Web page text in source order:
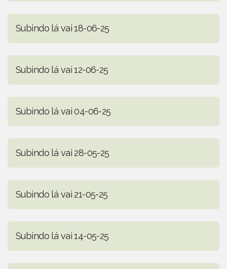
Subindo lá vai 18-06-25
Subindo lá vai 12-06-25
Subindo lá vai 04-06-25
Subindo lá vai 28-05-25
Subindo lá vai 21-05-25
Subindo lá vai 14-05-25